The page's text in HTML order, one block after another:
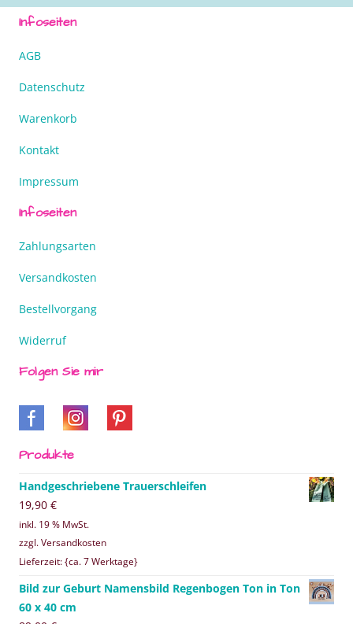
Infoseiten
AGB
Datenschutz
Warenkorb
Kontakt
Impressum
Infoseiten
Zahlungsarten
Versandkosten
Bestellvorgang
Widerruf
Folgen Sie mir
Produkte
Handgeschriebene Trauerschleifen
19,90 €
inkl. 19 % MwSt.
zzgl. Versandkosten
Lieferzeit: {ca. 7 Werktage}
Bild zur Geburt Namensbild Regenbogen Ton in Ton
60 x 40 cm